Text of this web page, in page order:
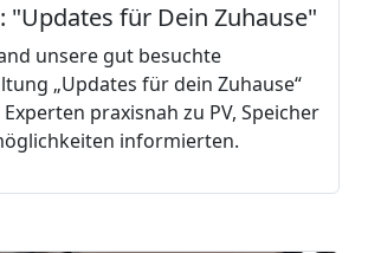
"Updates für Dein Zuhause"
unsere gut besuchte
„Updates für dein Zuhause“
praxisnah zu PV, Speicher
informierten.